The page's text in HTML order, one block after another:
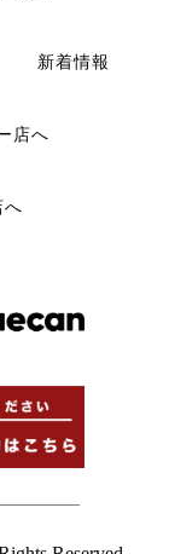
新着情報
店へ
へ